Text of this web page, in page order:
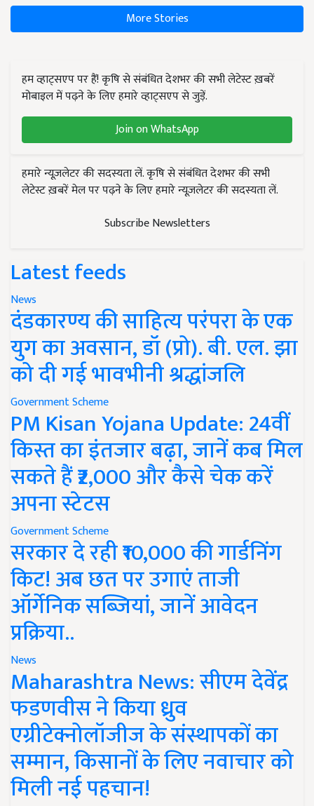
More Stories
हम व्हाट्सएप पर हैं! कृषि से संबंधित देशभर की सभी लेटेस्ट ख़बरें
मोबाइल में पढ़ने के लिए हमारे व्हाट्सएप से जुड़ें.
Join on WhatsApp
हमारे न्यूज़लेटर की सदस्यता लें. कृषि से संबंधित देशभर की सभी
लेटेस्ट ख़बरें मेल पर पढ़ने के लिए हमारे न्यूज़लेटर की सदस्यता लें.
Subscribe Newsletters
Latest feeds
News
दंडकारण्य की साहित्य परंपरा के एक
युग का अवसान, डॉ (प्रो). बी. एल. झा
को दी गई भावभीनी श्रद्धांजलि
Government Scheme
PM Kisan Yojana Update: 24वीं
किस्त का इंतजार बढ़ा, जानें कब मिल
सकते हैं ₹2,000 और कैसे चेक करें
अपना स्टेटस
Government Scheme
सरकार दे रही ₹10,000 की गार्डनिंग
किट! अब छत पर उगाएं ताजी
ऑर्गेनिक सब्जियां, जानें आवेदन
प्रक्रिया..
News
Maharashtra News: सीएम देवेंद्र
फडणवीस ने किया ध्रुव
एग्रीटेक्नोलॉजीज के संस्थापकों का
सम्मान, किसानों के लिए नवाचार को
मिली नई पहचान!